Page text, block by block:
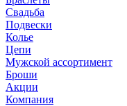
Свадьба
Подвески
Колье
Цепи
Мужской ассортимент
Броши
Акции
Компания